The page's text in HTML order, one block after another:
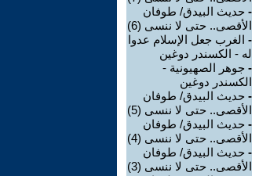
- حديث البيدق/ طوفان
الأقصى.. حتى لا ننسى (6)
- الغرب جعل الإسلام عدوا
له - الكسندر دوغين
- جوهر الصهيونية -
الكسندر دوغين
- حديث البيدق/ طوفان
الأقصى.. حتى لا ننسى (5)
- حديث البيدق/ طوفان
الأقصى.. حتى لا ننسى (4)
- حديث البيدق/ طوفان
الأقصى.. حتى لا ننسى (3)